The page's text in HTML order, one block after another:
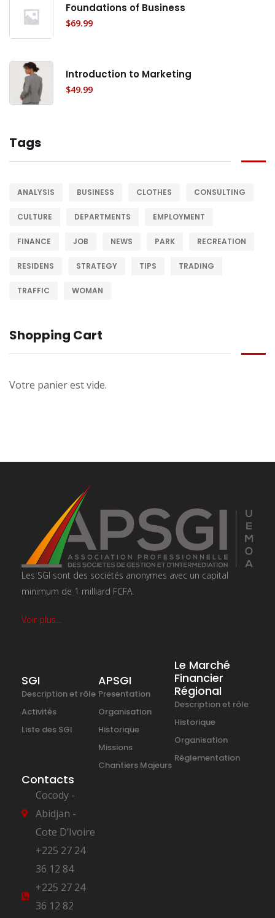
Foundations of Business
$69.99
Introduction to Marketing
$49.99
Tags
ANALYSIS BUSINESS CLOTHES CONSULTING
CULTURE DEPARTMENTS EMPLOYMENT
FINANCE JOB NEWS PARK RECREATION
RESIDENS STRATEGY TIPS TRADING
TRAFFIC WOMAN
Shopping Cart
Votre panier est vide.
Les SGI sont des sociétés anonymes avec un capital
minimum de 1 milliard FCFA.
Voir plus…
SGI
Description et rôle
Activités
Liste des SGI
APSGI
Presentation
Organisation
Historique
Missions
Chantiers Majeurs
Le Marché
Financier
Régional
Description et rôle
Historique
Organisation
Réglementation
Contacts
Cocody -
Abidjan -
Cote D’Ivoire
+225 27 24
36 12 84
+225 27 24
36 12 82